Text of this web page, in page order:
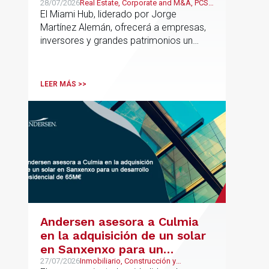
estratégico para reforzar el
asesoramiento fiscal, legal y
patrimonial conectando
Europa y Latinoamérica
28/07/2026Real Estate, Corporate and M&A, PCS,
Wealth Management & Family
Business
El Miami Hub, liderado por Jorge
Martínez Alemán, ofrecerá a empresas,
inversores y grandes patrimonios un
Latinoamérica y otros mercados
LEER MÁS >>
Andersen asesora a Culmia
en la adquisición de un solar
en Sanxenxo para un
desarrollo residencial de
27/07/2026Inmobiliario, Construcción y